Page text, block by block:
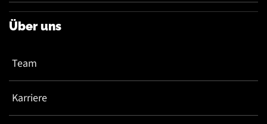
Über uns
Team
Karriere